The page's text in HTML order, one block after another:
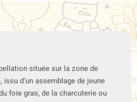
située sur la zone de
d’un assemblage de jeune
foie gras, de la charcuterie ou